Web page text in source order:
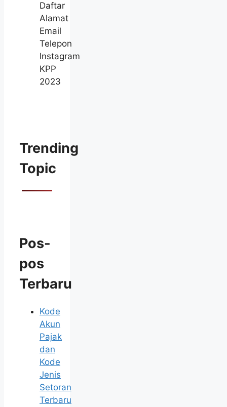
Daftar
Alamat
Email
Telepon
Instagram
KPP
2023
Trending
Topic
Pos-
pos
Terbaru
Kode
Akun
Pajak
dan
Kode
Jenis
Setoran
Terbaru